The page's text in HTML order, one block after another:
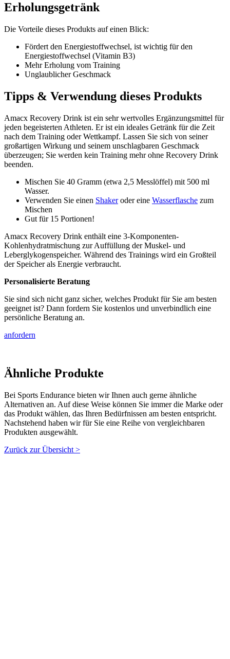
Erholungsgetränk
Die Vorteile dieses Produkts auf einen Blick:
Fördert den Energiestoffwechsel, ist wichtig für den
Energiestoffwechsel (Vitamin B3)
Mehr Erholung vom Training
Unglaublicher Geschmack
Tipps & Verwendung dieses Produkts
Amacx Recovery Drink ist ein sehr wertvolles Ergänzungsmittel für
jeden begeisterten Athleten. Er ist ein ideales Getränk für die Zeit
nach dem Training oder Wettkampf. Lassen Sie sich von seiner
großartigen Wirkung und seinem unschlagbaren Geschmack
überzeugen; Sie werden kein Training mehr ohne Recovery Drink
beenden.
Mischen Sie 40 Gramm (etwa 2,5 Messlöffel) mit 500 ml
Wasser.
Verwenden Sie einen Shakeroder eine Wasserflasche zum
Mischen
Gut für 15 Portionen!
Amacx Recovery Drink enthält eine 3-Komponenten-
Kohlenhydratmischung zur Auffüllung der Muskel- und
Leberglykogenspeicher. Während des Trainings wird ein Großteil
der Speicher als Energie verbraucht.
Personalisierte Beratung
Sie sind sich nicht ganz sicher, welches Produkt für Sie am besten
geeignet ist? Dann fordern Sie kostenlos und unverbindlich eine
persönliche Beratung an.
anfordern
Ähnliche Produkte
Bei Sports Endurance bieten wir Ihnen auch gerne ähnliche
Alternativen an. Auf diese Weise können Sie immer die Marke oder
das Produkt wählen, das Ihren Bedürfnissen am besten entspricht.
Nachstehend haben wir für Sie eine Reihe von vergleichbaren
Produkten ausgewählt.
Zurück zur Übersicht >